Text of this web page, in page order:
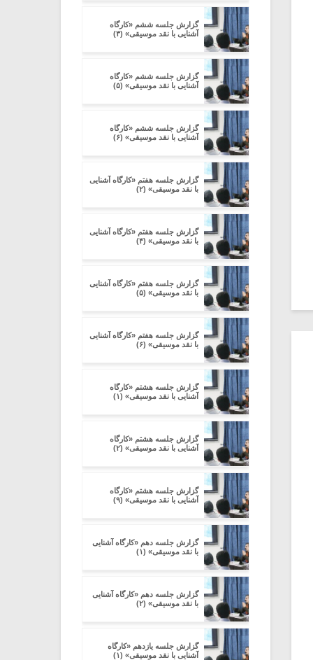
گزارش جلسه ششم «کارگاه
آشنایی با نقد موسیقی» (۳)
گزارش جلسه ششم «کارگاه
آشنایی با نقد موسیقی» (۵)
گزارش جلسه ششم «کارگاه
آشنایی با نقد موسیقی» (۶)
گزارش جلسه هفتم «کارگاه آشنایی
با نقد موسیقی» (۲)
گزارش جلسه هفتم «کارگاه آشنایی
با نقد موسیقی» (۴)
گزارش جلسه هفتم «کارگاه آشنایی
با نقد موسیقی» (۵)
گزارش جلسه هفتم «کارگاه آشنایی
با نقد موسیقی» (۶)
گزارش جلسه هشتم «کارگاه
آشنایی با نقد موسیقی» (۱)
گزارش جلسه هشتم «کارگاه
آشنایی با نقد موسیقی» (۲)
گزارش جلسه هشتم «کارگاه
آشنایی با نقد موسیقی» (۹)
گزارش جلسه دهم «کارگاه آشنایی
با نقد موسیقی» (۱)
گزارش جلسه دهم «کارگاه آشنایی
با نقد موسیقی» (۲)
گزارش جلسه یازدهم «کارگاه
آشنایی با نقد موسیقی» (۱)